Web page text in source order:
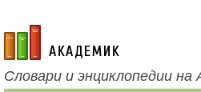
academic.ru
Словари и энциклопедии на